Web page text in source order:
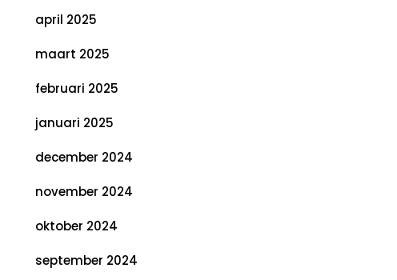
april 2025
maart 2025
februari 2025
januari 2025
december 2024
november 2024
oktober 2024
september 2024